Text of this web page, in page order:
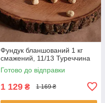
Фундук бланшований 1 кг
смажений, 11/13 Туреччина
Готово до відправки
1 129 ₴ 1 169 ₴